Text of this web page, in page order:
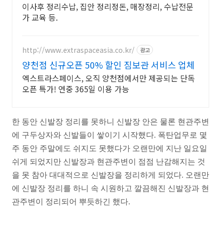
이사후 정리수납, 집안 정리정돈, 매장정리, 수납전문
가 교육 등.
http://www.extraspaceasia.co.kr/ 광고
양천점 신규오픈 50% 할인 짐보관 서비스 업체
엑스트라스페이스, 오직 양천점에서만 제공되는 단독
오픈 특가! 연중 365일 이용 가능
한 동안 신발장 정리를 못하니 신발장 안은 물론 현관주변
에 구두상자와 신발들이 쌓이기 시작했다. 폭탄업무로 몇
주 동안 주말에도 쉬지도 못했다가 오랜만에 지난 일요일
쉬게 되었지만 신발장과 현관주변이 점점 난감해지는 것
을 못 참아 대대적으로 신발장을 정리하게 되었다. 오랜만
에 신발장 정리를 하니 속 시원하고 깔끔해진 신발장과 현
관주변이 정리되어 뿌듯하긴 했다.